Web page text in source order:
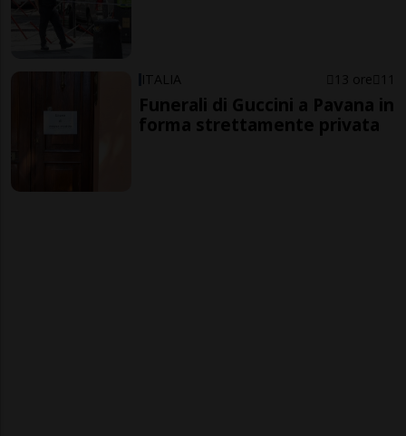
ITALIA 13 ore 11
Funerali di Guccini a Pavana in
forma strettamente privata